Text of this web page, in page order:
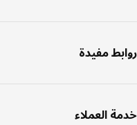
مفيدة
العملاء